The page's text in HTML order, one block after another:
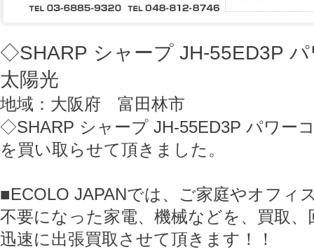
◇SHARP シャープ JH-55ED3P
太陽光
地域：大阪府 富田林市
◇SHARP シャープ JH-55ED3P パワー
を買い取らせて頂きました。
■ECOLO JAPANでは、ご家庭やオフィ
不要になった家電、機械などを、買取
迅速に出張買取させて頂きます！！